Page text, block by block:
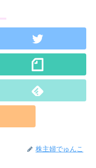
株主婦でゅんこ